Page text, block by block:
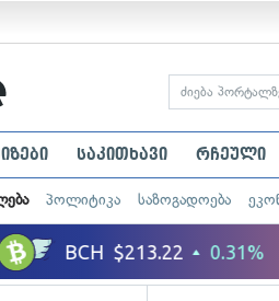
საკითხავი რჩეული
პოლიტიკა საზოგადოება